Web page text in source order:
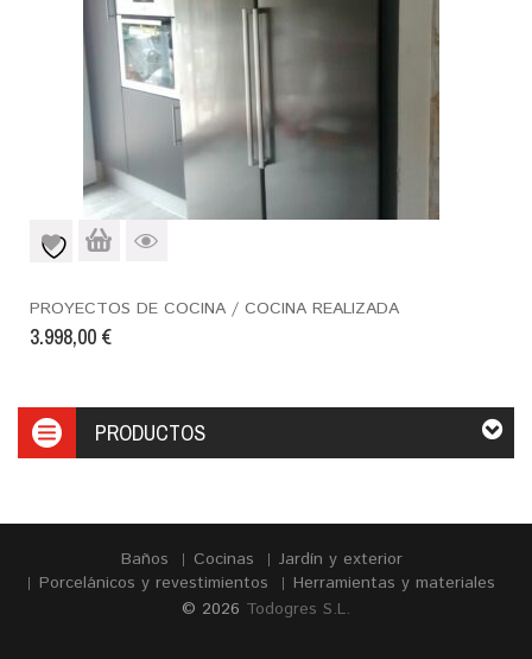
PROYECTOS DE COCINA / COCINA REALIZADA
3.998,00 €
PRODUCTOS
Baños Cocinas
Jardín y exterior
Porcelánicos y revestimientos
Herramientas y materiales
© 2026 Todogres S.L.